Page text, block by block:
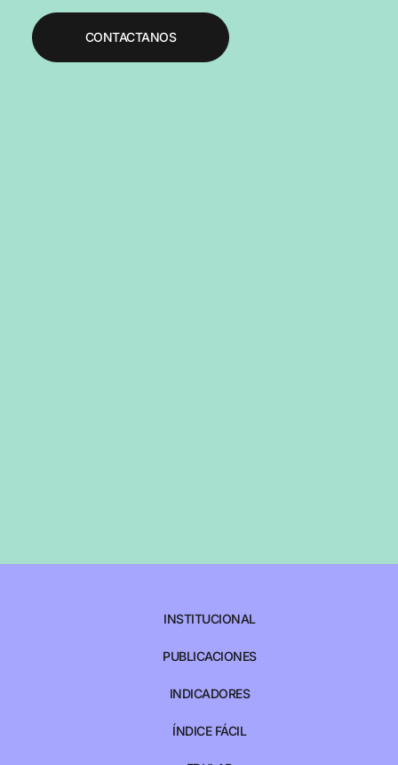
CONTACTANOS
INSTITUCIONAL
PUBLICACIONES
INDICADORES
ÍNDICE FÁCIL